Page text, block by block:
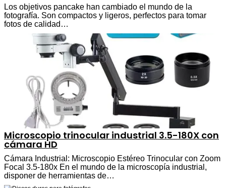
Los objetivos pancake han cambiado el mundo de la
fotografía. Son compactos y ligeros, perfectos para tomar
fotos de calidad…
Microscopio trinocular industrial 3.5-180X con
cámara HD
Cámara Industrial: Microscopio Estéreo Trinocular con Zoom
Focal 3.5-180x En el mundo de la microscopía industrial,
disponer de herramientas de…